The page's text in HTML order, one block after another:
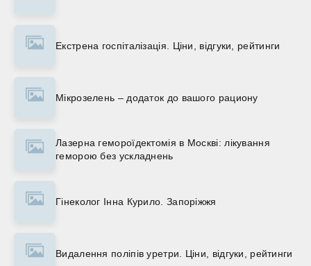
Екстрена госпіталізація. Ціни, відгуки, рейтинги
Мікрозелень – додаток до вашого рациону
Лазерна гемороїдектомія в Москві: лікування
геморою без ускладнень
Гінеколог Інна Курило. Запоріжжя
Видалення поліпів уретри. Ціни, відгуки, рейтинги